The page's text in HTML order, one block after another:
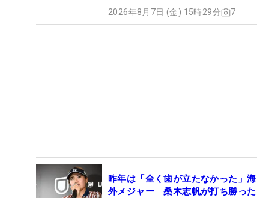
2026年8月7日 (金) 15時29分 7
昨年は「全く歯が立たなかった」海
外メジャー 桑木志帆が打ち勝った